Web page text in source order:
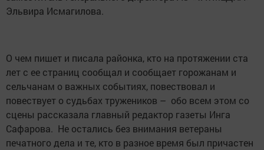
Эльвира Исмагилова.
О чем пишет и писала районка, кто на протяжении ста
лет с ее страниц сообщал и сообщает горожанам и
сельчанам о важных событиях, повествовал и
повествует о судьбах тружеников – обо всем этом со
сцены рассказала главный редактор газеты Инга
Сафарова. Не остались без внимания ветераны
печатного дела и те, кто в разное время был причастен